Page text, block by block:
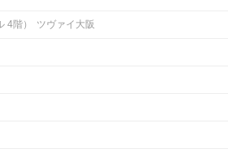
4階） ツヴァイ大阪